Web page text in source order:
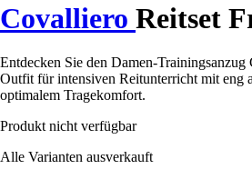
Covalliero Reitset
Entdecken Sie den Damen-
Outfit für intensiven Reitunterricht mit eng
optimalem Tragekomfort.
Produkt nicht verfügbar
Alle Varianten ausverkauft